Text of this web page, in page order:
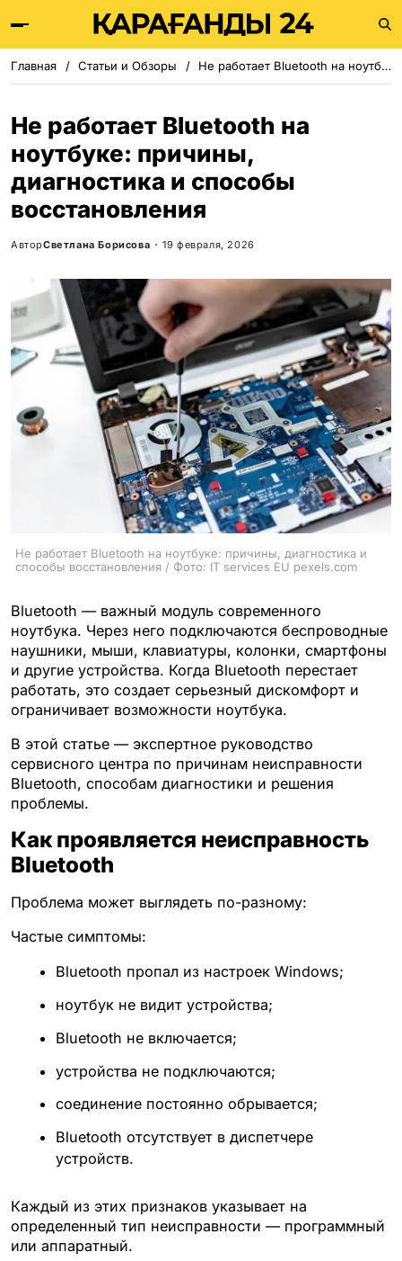
Главная Статьи и Обзоры Не работает Bluetooth на ноутбуке: причины, диагностика и способы восстановления
Не работает Bluetooth на
ноутбуке: причины,
диагностика и способы
восстановления
АвторСветлана Борисова 19 февраля, 2026
Не работает Bluetooth на ноутбуке: причины, диагностика и
способы восстановления / Фото: IT services EU pexels.com
Bluetooth — важный модуль современного
ноутбука. Через него подключаются беспроводные
наушники, мыши, клавиатуры, колонки, смартфоны
и другие устройства. Когда Bluetooth перестает
работать, это создает серьезный дискомфорт и
ограничивает возможности ноутбука.
В этой статье — экспертное руководство
сервисного центра по причинам неисправности
Bluetooth, способам диагностики и решения
проблемы.
Как проявляется неисправность
Bluetooth
Проблема может выглядеть по-разному:
Частые симптомы:
Bluetooth пропал из настроек Windows;
ноутбук не видит устройства;
Bluetooth не включается;
устройства не подключаются;
соединение постоянно обрывается;
Bluetooth отсутствует в диспетчере
устройств.
Каждый из этих признаков указывает на
определенный тип неисправности — программный
или аппаратный.